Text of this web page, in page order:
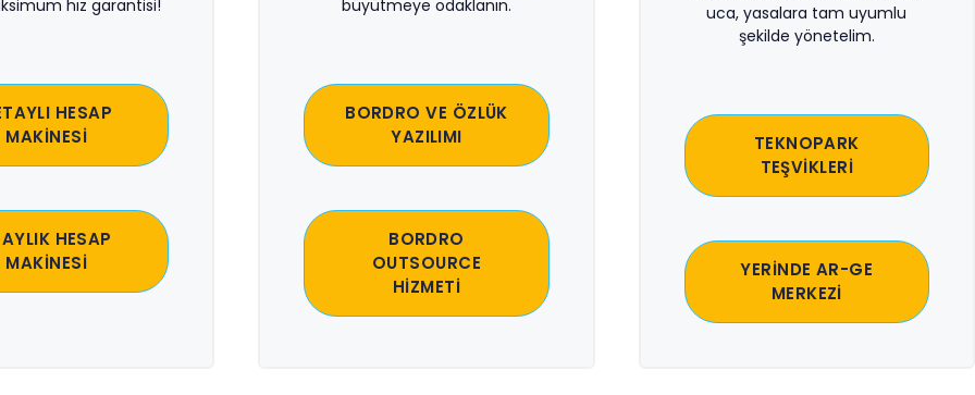
hız garantisi!
HESAP
MAKİNESİ
HESAP
MAKİNESİ
büyütmeye odaklanın.
BORDRO VE ÖZLÜK
YAZILIMI
BORDRO
OUTSOURCE
HİZMETİ
uca, yasalara tam uyumlu
şekilde yönetelim.
TEKNOPARK
TEŞVİKLERİ
YERİNDE AR-GE
MERKEZİ